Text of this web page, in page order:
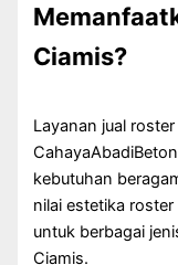
Ciamis?
Layanan jual
kebutuhan
nilai estetika
untuk berbagai
Ciamis.